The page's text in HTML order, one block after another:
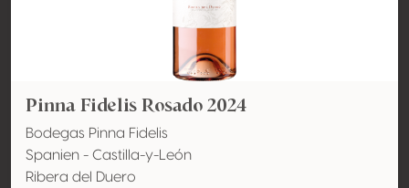
Pinna Fidelis Rosado 2024
Bodegas Pinna Fidelis
Spanien - Castilla-y-León
Ribera del Duero